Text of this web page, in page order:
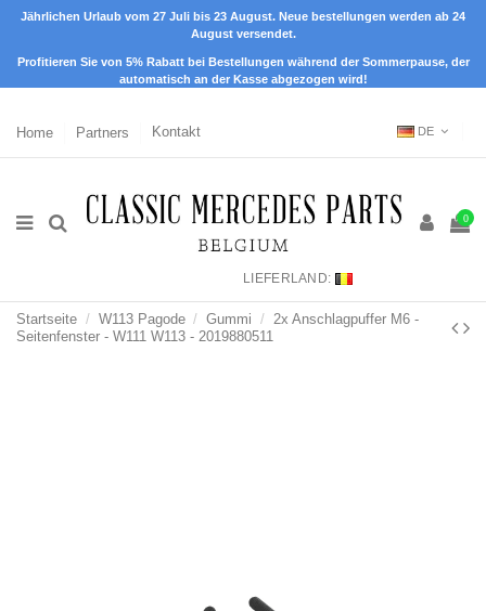
Jährlichen Urlaub vom 27 Juli bis 23 August. Neue bestellungen werden ab 24
August versendet.
Profitieren Sie von 5% Rabatt bei Bestellungen während der Sommerpause, der
automatisch an der Kasse abgezogen wird!
Home Partners Kontakt DE
0
LIEFERLAND:
Startseite W113 Pagode Gummi
2x Anschlagpuffer M6 -
Seitenfenster - W111 W113 - 2019880511